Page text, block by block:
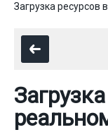
Загрузка ресурсов